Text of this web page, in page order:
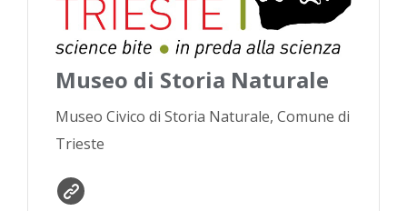
Museo di Storia Naturale
Museo Civico di Storia Naturale, Comune di
Trieste